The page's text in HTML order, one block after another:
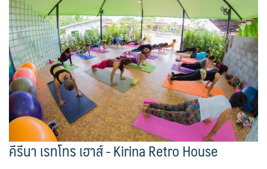
เกี่ยวกับเรา
คีรีนา เรทโทร เฮาส์ - Kirina Retro House